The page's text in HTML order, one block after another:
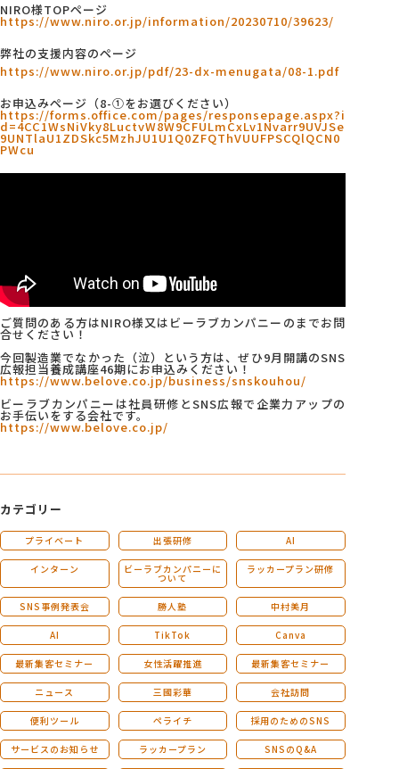
NIRO様TOPページ
https://www.niro.or.jp/information/20230710/39623/
弊社の支援内容のページ
https://www.niro.or.jp/pdf/23-dx-menugata/08-1.pdf
お申込みページ（8-①をお選びください）
https://forms.office.com/pages/responsepage.aspx?i
d=4CC1WsNiVky8LuctvW8W9CFULmCxLv1Nvarr9UVJSe
9UNTlaU1ZDSkc5MzhJU1U1Q0ZFQThVUUFPSCQlQCN0
PWcu
ご質問のある方はNIRO様又はビーラブカンパニーのまでお問
合せください！
今回製造業でなかった（泣）という方は、ぜひ9月開講のSNS
広報担当養成講座46期にお申込みください！
https://www.belove.co.jp/business/snskouhou/
ビーラブカンパニーは社員研修とSNS広報で企業力アップの
お手伝いをする会社です。
https://www.belove.co.jp/
カテゴリー
プライベート 出張研修 AI
インターン ビーラブカンパニーに
ついて
ラッカープラン研修
SNS事例発表会 勝人塾 中村美月
AI TikTok Canva
最新集客セミナー 女性活躍推進 最新集客セミナー
ニュース 三國彩華 会社訪問
便利ツール ペライチ 採用のためのSNS
サービスのお知らせ ラッカープラン SNSのQ&A